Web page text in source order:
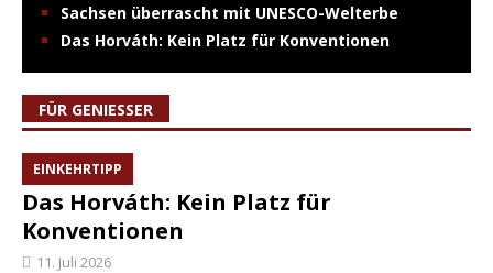
Sachsen überrascht mit UNESCO-Welterbe
Das Horváth: Kein Platz für Konventionen
FÜR GENIESSER
EINKEHRTIPP
Das Horváth: Kein Platz für
Konventionen
11. Juli 2026